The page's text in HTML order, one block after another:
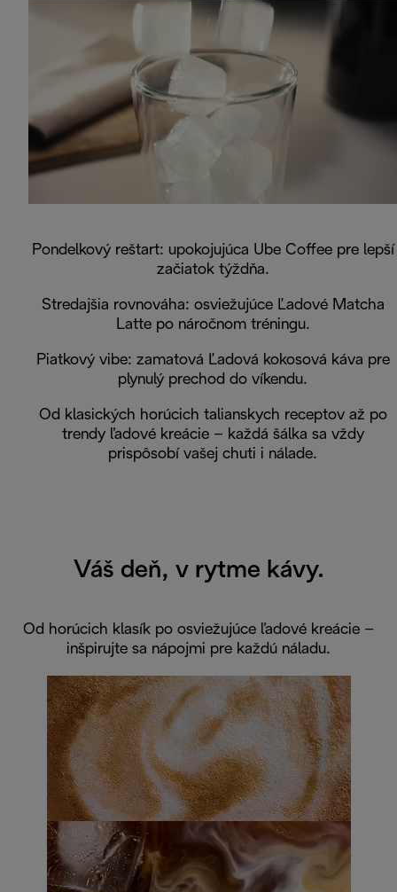
Pondelkový reštart: upokojujúca Ube Coffee pre lepší
začiatok týždňa.
Stredajšia rovnováha: osviežujúce Ľadové Matcha
Latte po náročnom tréningu.
Piatkový vibe: zamatová Ľadová kokosová káva pre
plynulý prechod do víkendu.
Od klasických horúcich talianskych receptov až po
trendy ľadové kreácie – každá šálka sa vždy
prispôsobí vašej chuti i nálade.
Váš deň, v rytme kávy.
Od horúcich klasík po osviežujúce ľadové kreácie –
inšpirujte sa nápojmi pre každú náladu.